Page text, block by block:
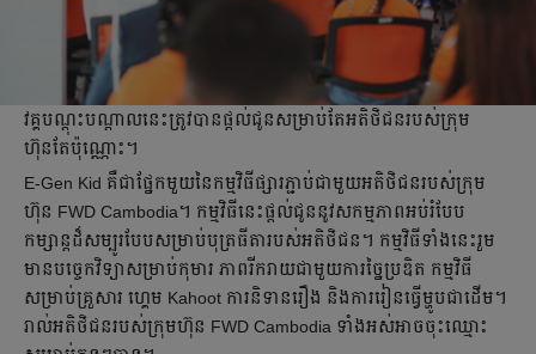
វគ្គបណ្ដុះបណ្ដាលនេះត្រូវបានផ្ដល់ជូនសម្រាប់តែអតិថិជនរបស់ក្រុម
ហ៊ុនតែប៉ុណ្ណោះ។
E-Gen Kid គឺជាផ្នែកមួយនៃកម្មវិធីផ្សារភ្ជាប់ជាមួយអតិថិជនរបស់ក្រុម
ហ៊ុន FWD Cambodia។ កម្មវិធីនេះផ្ដល់ជូននូវសកម្មភាពអប់រំបែប
កម្សាន្តដ៏សម្បូរបែបសម្រាប់បុត្រធីតារបស់អតិថិជន។ កម្មវិធីទាំងនេះរួម
មានបច្ចេកវិទ្យាសម្រាប់កុមារ ភាពរីករាយជាមួយការច្នៃប្រឌិត កម្មវិធី
សម្រាប់គ្រួសារ ហ្គេម Kahoot ការនិទានរឿង និងការរៀនធ្វើម្ហូបជាដើម។
រាល់អតិថិជនរបស់ក្រុមហ៊ុន FWD Cambodia ទាំងអស់អាចចុះឈ្មោះ